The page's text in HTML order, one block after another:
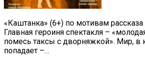
«Каштанка» (6+) по мотивам
Главная героиня спектакля –
помесь таксы с дворняжкой». Мир, в
попадает –…